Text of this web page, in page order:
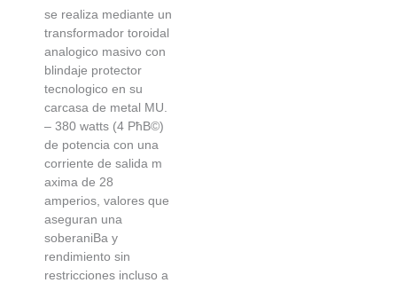
se realiza mediante un
transformador toroidal
analogico masivo con
blindaje protector
tecnologico en su
carcasa de metal MU.
– 380 watts (4 РћВ©)
de potencia con una
corriente de salida m
axima de 28
amperios, valores que
aseguran una
soberaniВ­a y
rendimiento sin
restricciones incluso a